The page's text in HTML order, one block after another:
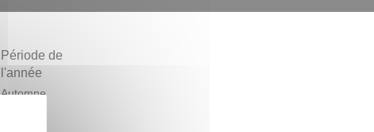
Période de
l'année
Automne